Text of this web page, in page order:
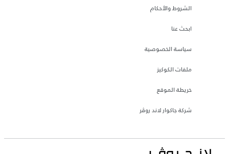
الشروط والأحكام
ابحث عنا
سياسة الخصوصية
ملفات الكوكيز
خريطة الموقع
شركة جاكوار لاند روڤر